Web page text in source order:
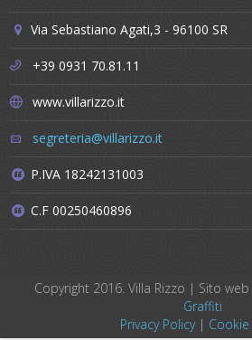
Via Sebastiano Agati,3 - 96100 SR
+39 0931 70.81.11
www.villarizzo.it
segreteria@villarizzo.it
P.IVA 18242131003
C.F 00250460896
Copyright 2016. Villa Rizzo | Sito
Graffiti
Privacy Policy| Cookie